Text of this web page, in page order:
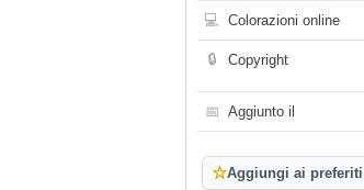
💻 Colorazioni online
🔒 Copyright
📅 Aggiunto il
☆Aggiungi ai preferiti